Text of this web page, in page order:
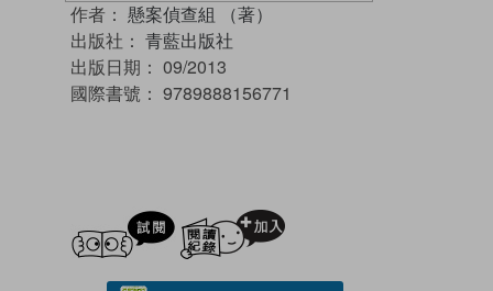
作者： 懸案偵查組 （著）
出版社： 青藍出版社
出版日期： 09/2013
國際書號： 9789888156771
試閲